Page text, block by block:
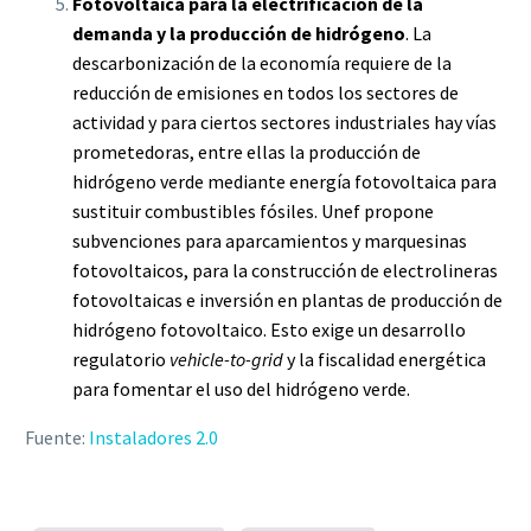
demanda y la producción de hidrógeno. La
descarbonización de la economía requiere de la
reducción de emisiones en todos los sectores de
actividad y para ciertos sectores industriales hay vías
prometedoras, entre ellas la producción de
hidrógeno verde mediante energía fotovoltaica para
sustituir combustibles fósiles. Unef propone
subvenciones para aparcamientos y marquesinas
fotovoltaicos, para la construcción de electrolineras
fotovoltaicas e inversión en plantas de producción de
hidrógeno fotovoltaico. Esto exige un desarrollo
regulatorio vehicle-to-gridy la fiscalidad energética
para fomentar el uso del hidrógeno verde.
Fuente: Instaladores 2.0